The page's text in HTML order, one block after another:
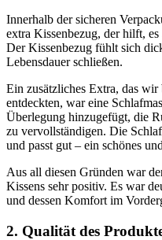
Innerhalb der sicheren
extra Kissenbezug, der hilft,
Der Kissenbezug fühlt sich
Lebensdauer schließen.
Ein zusätzliches Extra, das
entdeckten, war eine
Überlegung hinzugefügt, die
zu vervollständigen. Die
und passt gut – ein schönes
Aus all diesen Gründen war
Kissens sehr positiv. Es war
und dessen Komfort im
2. Qualität des